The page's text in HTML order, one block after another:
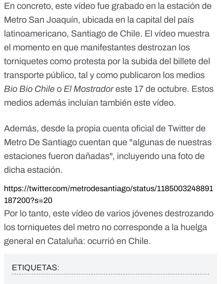
En concreto, este vídeo fue grabado en la estación de
Metro San Joaquín, ubicada en la capital del país
latinoamericano, Santiago de Chile. El vídeo muestra
el momento en que manifestantes destrozan los
torniquetes como protesta por la subida del billete del
transporte público, tal y como publicaron los medios
Bio Bio Chile o El Mostradoreste 17 de octubre. Estos
medios además incluían también este vídeo.
Además, desde la propia cuenta oficial de Twitter de
Metro De Santiago cuentan que "algunas de nuestras
estaciones fueron dañadas", incluyendo una foto de
dicha estación.
https://twitter.com/metrodesantiago/status/1185003248891
187200?s=20
Por lo tanto, este vídeo de varios jóvenes destrozando
los torniquetes del metro no corresponde a la huelga
general en Cataluña: ocurrió en Chile.
ETIQUETAS: